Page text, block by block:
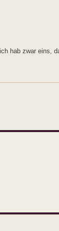
hab zwar eins,